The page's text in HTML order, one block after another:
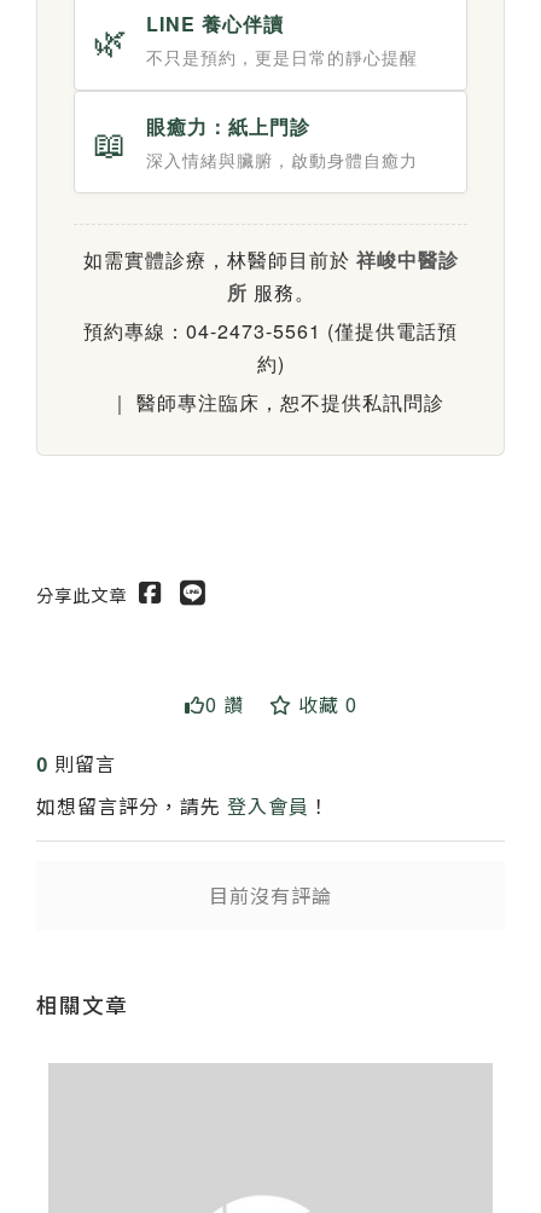
🌿 LINE 養心伴讀
不只是預約，更是日常的靜心提醒
📖 眼癒力：紙上門診
深入情緒與臟腑，啟動身體自癒力
如需實體診療，林醫師目前於 祥峻中醫診
所 服務。
預約專線：04-2473-5561 (僅提供電話預
約)
｜ 醫師專注臨床，恕不提供私訊問診
分享此文章
0 讚 收藏 0
0 則留言
如想留言評分，請先 登入會員 ！
目前沒有評論
相關文章